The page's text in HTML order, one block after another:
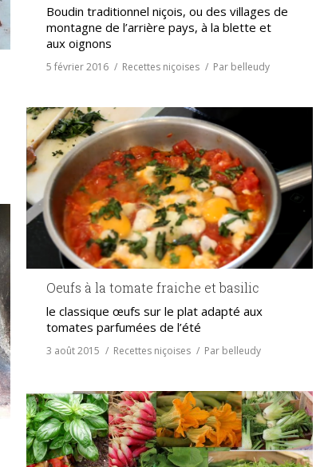
Boudin traditionnel niçois, ou des villages de
montagne de l’arrière pays, à la blette et
aux oignons
5 février 2016 Recettes niçoises Par belleudy
Oeufs à la tomate fraiche et basilic
le classique œufs sur le plat adapté aux
tomates parfumées de l’été
3 août 2015 Recettes niçoises Par belleudy